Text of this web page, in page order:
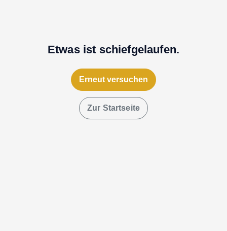
Etwas ist schiefgelaufen.
Erneut versuchen
Zur Startseite